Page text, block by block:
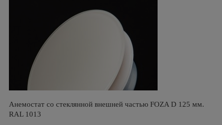
Анемостат со стеклянной внешней частью FOZA D 125 мм.
RAL 1013